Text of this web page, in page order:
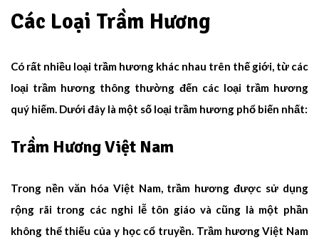
Các Loại Trầm Hương
Có rất nhiều loại trầm hương khác nhau trên thế giới, từ các
loại trầm hương thông thường đến các loại trầm hương
quý hiếm. Dưới đây là một số loại trầm hương phổ biến nhất:
Trầm Hương Việt Nam
Trong nền văn hóa Việt Nam, trầm hương được sử dụng
rộng rãi trong các nghi lễ tôn giáo và cũng là một phần
không thể thiếu của y học cổ truyền. Trầm hương Việt Nam